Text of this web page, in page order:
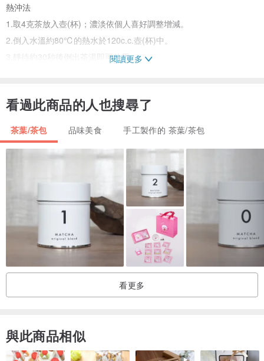
熱沖法
1.取4克茶放入壺(杯)；濃淡依個人喜好調整增減。
2.倒入水溫約80℃的熱水於120c.c.壺(杯)中。
3.靜待約30秒後倒出茶湯即可飲用。
閱讀更多
看過此商品的人也搜尋了
茶葉/茶包 品味美食 手工製作的 茶葉/茶包
看更多
與此商品相似